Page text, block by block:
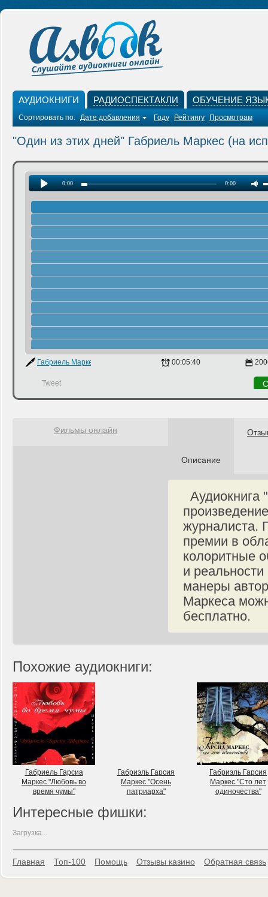
АУДИОКНИГИ РАДИОСПЕКТАКЛИ ОБУЧЕНИЕ
Сортировать по: Дате добавления Году Рейтингу Просмотрам
"Один из этих дней" Габриель Маркес (на
0:00 0:00
Габриель Маркес 00:05:40
Tweet
Описание
Аудиокнига
журналиста.
премии в
колоритные
и
манеры
Маркеса
бесплатно.
Фильмы онлайн
Похожие аудиокниги:
Габриель Гарсиа
Маркес "Любовь во
время чумы"
Габриэль Гарсия
Маркес "Осень
патриарха"
Габриэль Гарсия
Маркес "Сто лет
одиночества"
Интересные фишки:
Загрузка...
Главная Топ-100 Помощь Отзывы казино Обратная связь